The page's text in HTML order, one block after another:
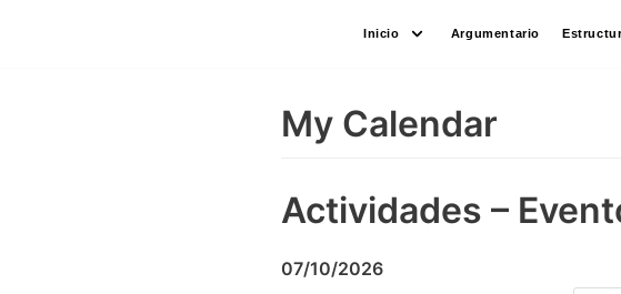
Inicio Argumentario
My Calendar
Actividades –
07/10/2026